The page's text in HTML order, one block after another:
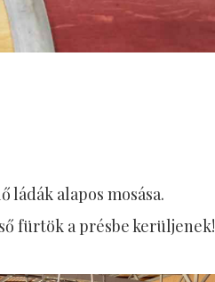
alapos mosása.
fürtök a présbe kerüljenek!